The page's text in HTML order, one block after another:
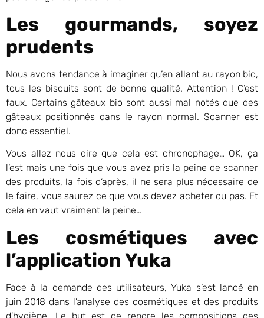
Les gourmands, soyez
prudents
Nous avons tendance à imaginer qu’en allant au rayon bio,
tous les biscuits sont de bonne qualité. Attention ! C’est
faux. Certains gâteaux bio sont aussi mal notés que des
gâteaux positionnés dans le rayon normal. Scanner est
donc essentiel.
Vous allez nous dire que cela est chronophage… OK, ça
l’est mais une fois que vous avez pris la peine de scanner
des produits, la fois d’après, il ne sera plus nécessaire de
le faire, vous saurez ce que vous devez acheter ou pas. Et
cela en vaut vraiment la peine…
Les cosmétiques
avec
l’application Yuka
Face à la demande des utilisateurs, Yuka s’est lancé en
juin 2018 dans l’analyse des cosmétiques et des produits
d’hygiène. Le but est de rendre les compositions des